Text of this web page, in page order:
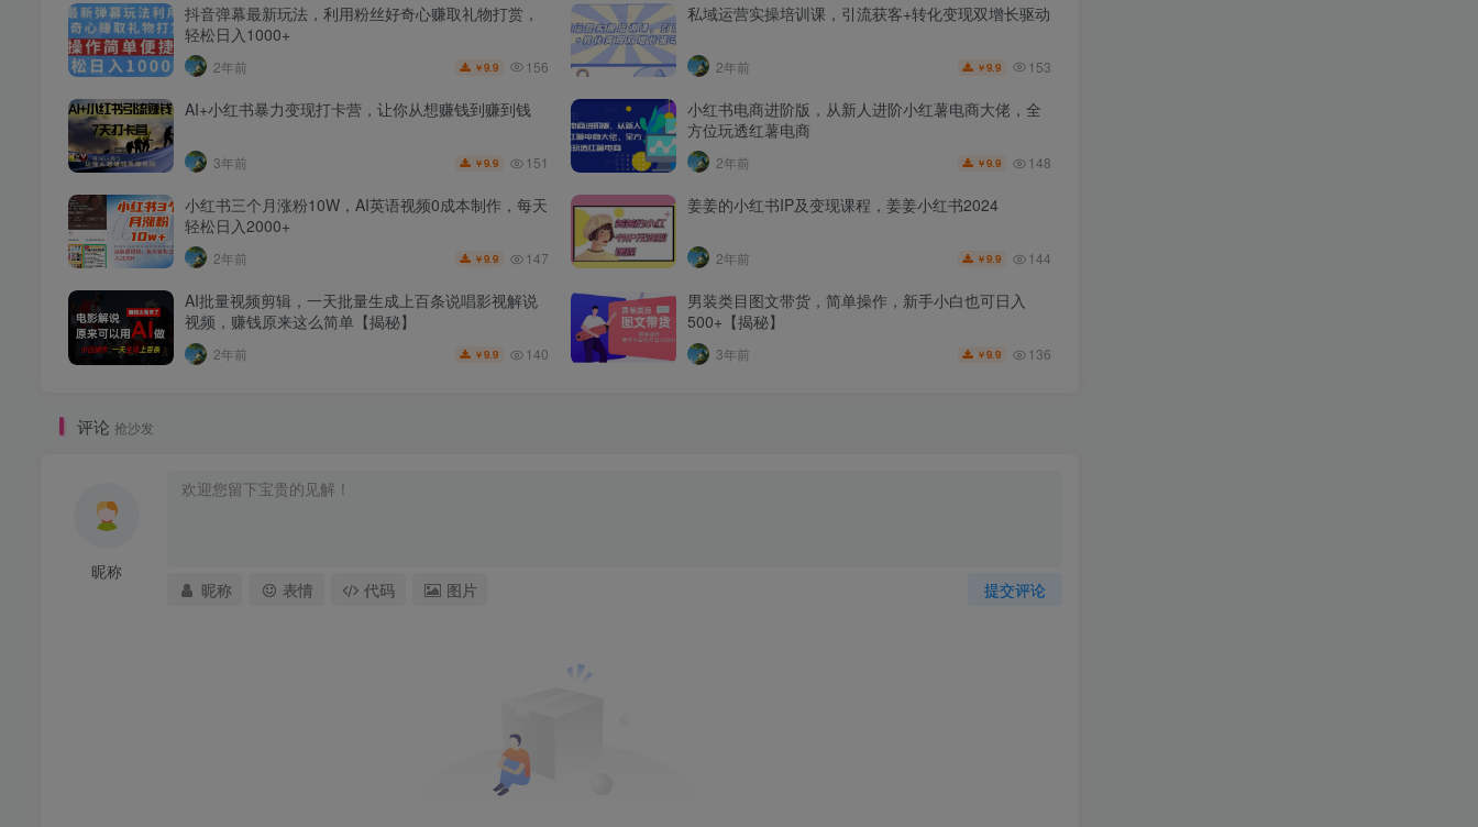
抖音弹幕最新玩法，利用粉丝好奇心赚取礼物打赏，
轻松日入1000+
2年前 ￥9.9 156
私域运营实操培训课，引流获客+转化变现双增长驱动
2年前 ￥9.9 153
AI+小红书暴力变现打卡营，让你从想赚钱到赚到钱
3年前 ￥9.9 151
小红书电商进阶版，从新人进阶小红薯电商大佬，全
方位玩透红薯电商
2年前 ￥9.9 148
小红书三个月涨粉10W，AI英语视频0成本制作，每天
轻松日入2000+
2年前 ￥9.9 147
姜姜的小红书IP及变现课程，姜姜小红书2024
2年前 ￥9.9 144
AI批量视频剪辑，一天批量生成上百条说唱影视解说
视频，赚钱原来这么简单【揭秘】
2年前 ￥9.9 140
男装类目图文带货，简单操作，新手小白也可日入
500+【揭秘】
3年前 ￥9.9 136
评论 抢沙发
昵称
提交评论
昵称 表情 代码 图片